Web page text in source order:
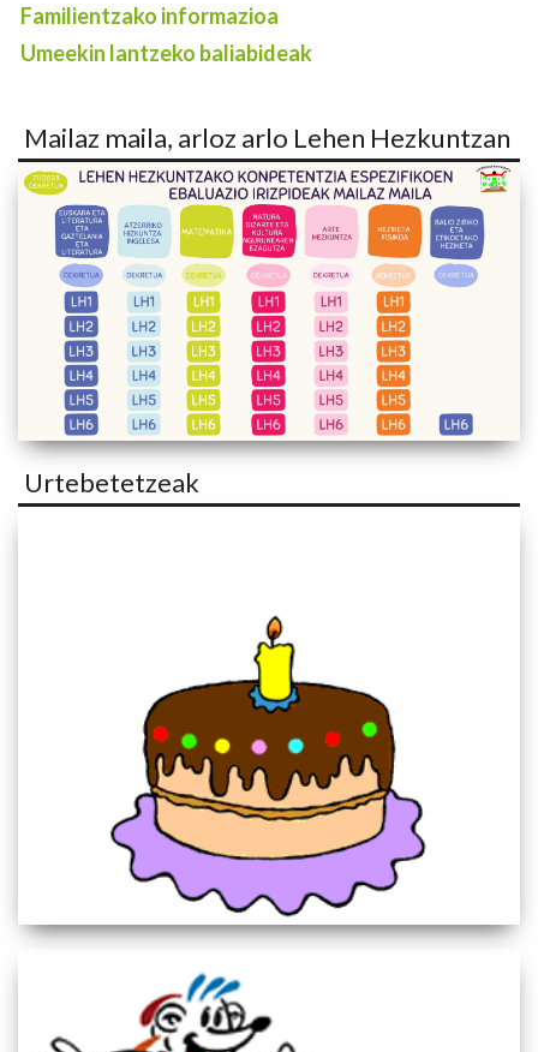
Familientzako informazioa
Umeekin lantzeko baliabideak
Mailaz maila, arloz arlo Lehen Hezkuntzan
Urtebetetzeak